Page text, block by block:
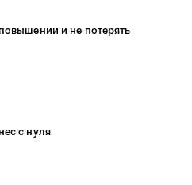
и не потерять
с нуля